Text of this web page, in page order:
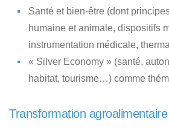
Santé et bien-être (dont
humaine et animale, dispositifs
instrumentation médicale,
« Silver Economy » (santé,
habitat, tourisme…) comme
Transformation